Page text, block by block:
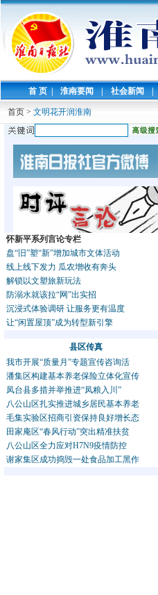
首 页 | 淮南要闻 | 社会新闻 |
首页 > 文明花开润淮南
怀新平系列言论专栏
盘“旧”塑“新”增加城市文体活动
线上线下发力 瓜农增收有奔头
解锁以文塑旅新玩法
防溺水就该拉“网”出实招
沉浸式体验调研 让服务更有温度
让“闲置屋顶”成为转型新引擎
县区传真
我市开展“质量月”专题宣传咨询活
潘集区构建基本养老保险立体化宣传
凤台县多措并举推进“凤粮入川”
八公山区扎实推进城乡居民基本养老
毛集实验区招商引资保持良好增长态
田家庵区“春风行动”突出精准扶贫
八公山区全力应对H7N9疫情防控
谢家集区成功捣毁一处食品加工黑作